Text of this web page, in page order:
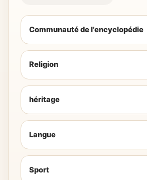
Communauté de l’encyclopédie
Religion
héritage
Langue
Sport